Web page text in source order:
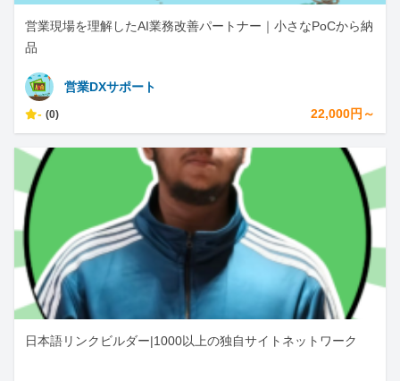
営業現場を理解したAI業務改善パートナー｜小さなPoCから納
品
営業DXサポート
- (0) 22,000円～
日本語リンクビルダー|1000以上の独自サイトネットワーク